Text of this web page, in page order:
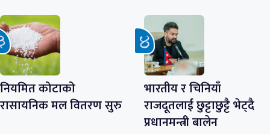
नियमित कोटाको
रासायनिक मल वितरण सुरु
भारतीय र चिनियाँ
राजदूतलाई छुट्टाछुट्टै भेट्दै
प्रधानमन्त्री बालेन